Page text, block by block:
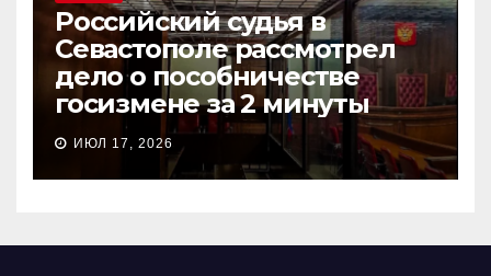
Российский судья в
Севастополе рассмотрел
дело о пособничестве
госизмене за 2 минуты
ИЮЛ 17, 2026